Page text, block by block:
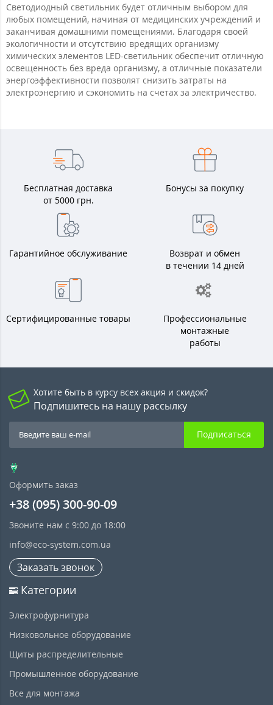
Светодиодный светильник будет отличным выбором для
любых помещений, начиная от медицинских учреждений и
заканчивая домашними помещениями. Благодаря своей
экологичности и отсутствию вредящих организму
химических элементов LED-светильник обеспечит отличную
освещенность без вреда организму, а отличные показатели
энергоэффективности позволят снизить затраты на
электроэнергию и сэкономить на счетах за электричество.
Бесплатная доставка
от 5000 грн.
Бонусы за покупку
Гарантийное обслуживание
Возврат и обмен
в течении 14 дней
Сертифицированные товары
Профессиональные
монтажные
работы
Хотите быть в курсу всех акция и скидок?
Подпишитесь на нашу рассылку
Подписаться
Оформить заказ
+38 (095) 300-90-09
Звоните нам с 9:00 до 18:00
info@eco-system.com.ua
Заказать звонок
Категории
Электрофурнитура
Низковольное оборудование
Щиты распределительные
Промышленное оборудование
Все для монтажа